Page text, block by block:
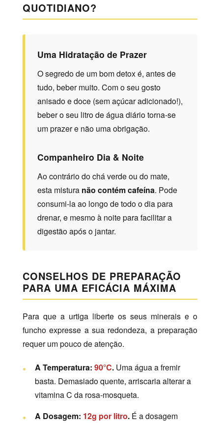
QUOTIDIANO?
Uma Hidratação de Prazer
O segredo de um bom detox é, antes de
tudo, beber muito. Com o seu gosto
anisado e doce (sem açúcar adicionado!),
beber o seu litro de água diário torna-se
um prazer e não uma obrigação.
Companheiro Dia & Noite
Ao contrário do chá verde ou do mate,
esta mistura não contém cafeína. Pode
consumi-la ao longo de todo o dia para
drenar, e mesmo à noite para facilitar a
digestão após o jantar.
CONSELHOS DE PREPARAÇÃO
PARA UMA EFICÁCIA MÁXIMA
Para que a urtiga liberte os seus minerais e o
funcho expresse a sua redondeza, a preparação
requer um pouco de atenção.
A Temperatura:90°C. Uma água a fremir
basta. Demasiado quente, arriscaria alterar a
vitamina C da rosa-mosqueta.
A Dosagem: 12g por litro. É a dosagem